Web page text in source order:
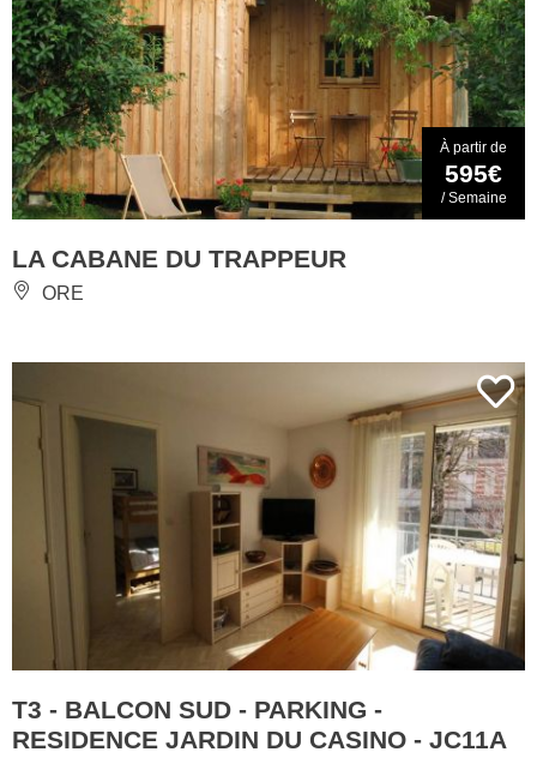
À partir de
595€
/ Semaine
LA CABANE DU TRAPPEUR
ORE
T3 - BALCON SUD - PARKING -
RESIDENCE JARDIN DU CASINO - JC11A